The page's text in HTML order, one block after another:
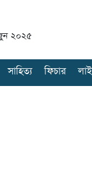
২০২৫
সাহিত্য ফিচার